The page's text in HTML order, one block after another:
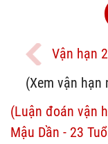
Vận hạn
(Xem vận hạn
(Luận đoán vận
Mậu Dần - 23